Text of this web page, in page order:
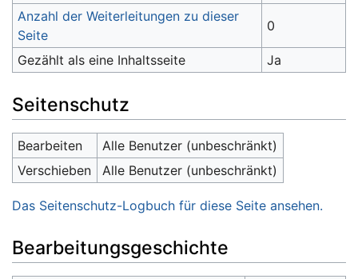
Anzahl der Weiterleitungen zu dieser
Seite
0
Gezählt als eine Inhaltsseite Ja
Seitenschutz
Bearbeiten
Alle Benutzer (unbeschränkt)
Verschieben
Alle Benutzer (unbeschränkt)
Das Seitenschutz-Logbuch für diese Seite ansehen.
Bearbeitungsgeschichte